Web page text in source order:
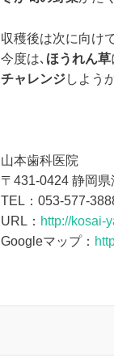
収穫後は次に向け
今度は､ ほうれん草
チャレンジしよう
山本歯科医院
〒431-0424 静岡
TEL：053-577-
URL： http://kosai-
Googleマップ：